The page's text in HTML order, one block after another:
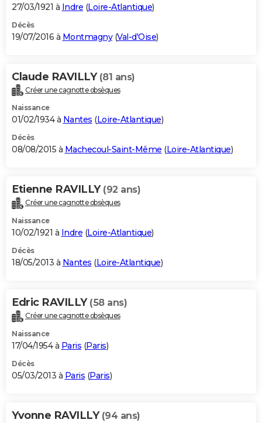
27/03/1921 à Indre (Loire-Atlantique)
Décès
19/07/2016 à Montmagny(Val-d'Oise)
Claude RAVILLY (81 ans)
Créer une cagnotte obsèques
Naissance
01/02/1934 à Nantes (Loire-Atlantique)
Décès
08/08/2015 à Machecoul-Saint-Même (Loire-Atlantique)
Etienne RAVILLY (92 ans)
Créer une cagnotte obsèques
Naissance
10/02/1921 à Indre (Loire-Atlantique)
Décès
18/05/2013 à Nantes (Loire-Atlantique)
Edric RAVILLY (58 ans)
Créer une cagnotte obsèques
Naissance
17/04/1954 à Paris (Paris)
Décès
05/03/2013 à Paris (Paris)
Yvonne RAVILLY (94 ans)